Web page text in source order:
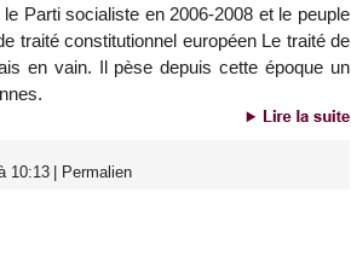
Parti socialiste en 2006-2008 et le peuple
traité constitutionnel européen Le traité de
en vain. Il pèse depuis cette époque un
10:13 Permalien